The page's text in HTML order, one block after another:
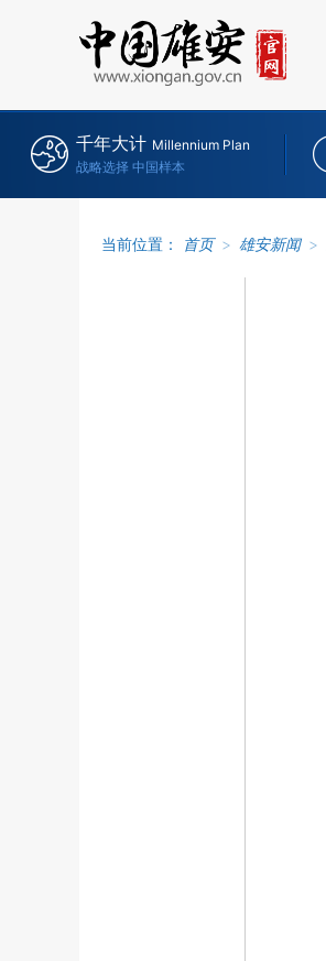
千年大计 Millennium Plan
战略选择 中国样本
当前位置： 首页 > 雄安新闻 >